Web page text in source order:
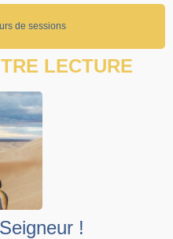
de sessions
LECTURE
!